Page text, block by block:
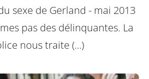
sexe de Gerland - mai 2013
pas des délinquantes. La
nous traite (…)